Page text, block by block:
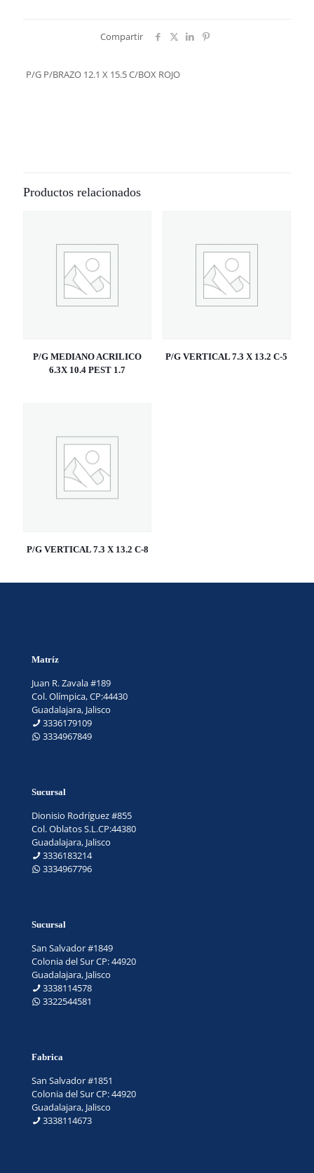
Compartir
P/G P/BRAZO 12.1 X 15.5 C/BOX ROJO
Productos relacionados
P/G MEDIANO ACRILICO
6.3X 10.4 PEST 1.7
P/G VERTICAL 7.3 X 13.2 C-5
P/G VERTICAL 7.3 X 13.2 C-8
Matríz
Juan R. Zavala #189
Col. Olímpica, CP:44430
Guadalajara, Jalisco
3336179109
3334967849
Sucursal
Dionisio Rodríguez #855
Col. Oblatos S.L.CP:44380
Guadalajara, Jalisco
3336183214
3334967796
Sucursal
San Salvador #1849
Colonia del Sur CP: 44920
Guadalajara, Jalisco
3338114578
3322544581
Fabrica
San Salvador #1851
Colonia del Sur CP: 44920
Guadalajara, Jalisco
3338114673